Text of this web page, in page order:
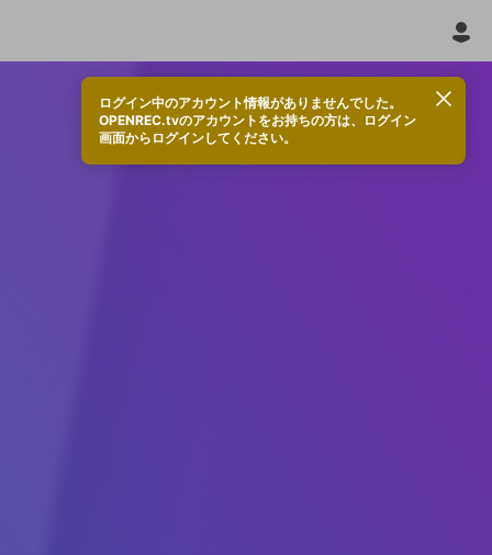
ログイン中のアカウント情報がありませんでした。
OPENREC.tvのアカウントをお持ちの方は、ログイン
画面からログインしてください。